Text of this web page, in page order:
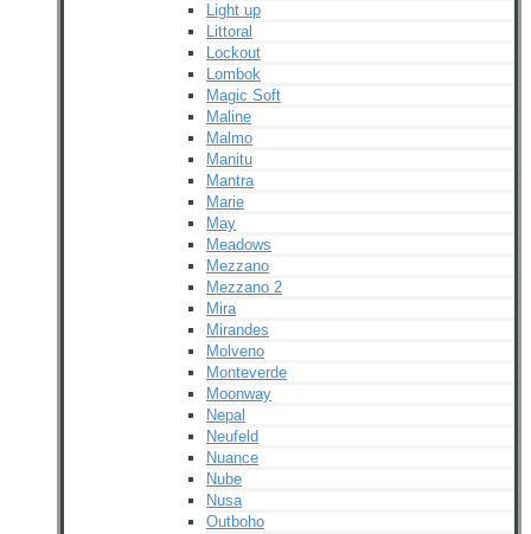
Light up
Littoral
Lockout
Lombok
Magic Soft
Maline
Malmo
Manitu
Mantra
Marie
May
Meadows
Mezzano
Mezzano 2
Mira
Mirandes
Molveno
Monteverde
Moonway
Nepal
Neufeld
Nuance
Nube
Nusa
Outboho